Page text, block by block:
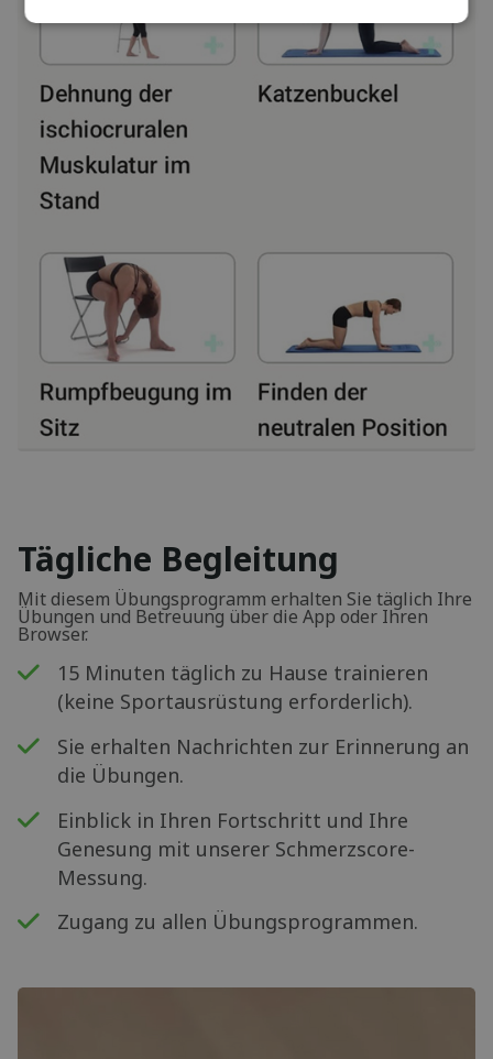
Tägliche Begleitung
Mit diesem Übungsprogramm erhalten Sie täglich Ihre
Übungen und Betreuung über die App oder Ihren
Browser.
15 Minuten täglich zu Hause trainieren
(keine Sportausrüstung erforderlich).
Sie erhalten Nachrichten zur Erinnerung an
die Übungen.
Einblick in Ihren Fortschritt und Ihre
Genesung mit unserer Schmerzscore-
Messung.
Zugang zu allen Übungsprogrammen.